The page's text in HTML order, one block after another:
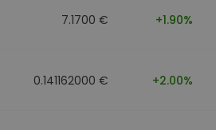
7.1700 € +1.90%
0.141162000 € +2.00%